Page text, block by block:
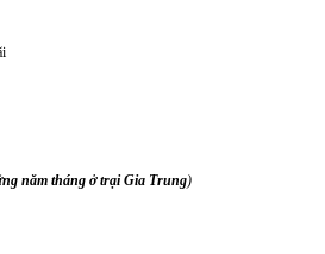
năm tháng ở trại Gia Trung)